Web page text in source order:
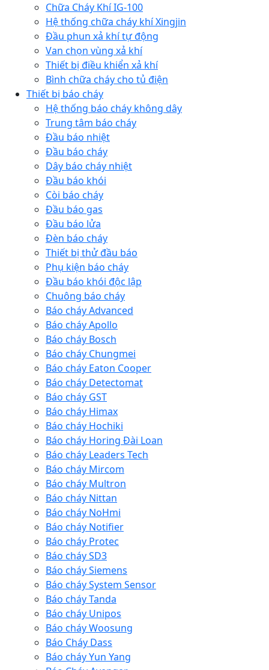
Chữa Cháy Khí IG-100
Hệ thống chữa cháy khí Xingjin
Đầu phun xả khí tự động
Van chọn vùng xả khí
Thiết bị điều khiển xả khí
Bình chữa cháy cho tủ điện
Thiết bị báo cháy
Hệ thống báo cháy không dây
Trung tâm báo cháy
Đầu báo nhiệt
Đầu báo cháy
Dây báo cháy nhiệt
Đầu báo khói
Còi báo cháy
Đầu báo gas
Đầu báo lửa
Đèn báo cháy
Thiết bị thử đầu báo
Phụ kiện báo cháy
Đầu báo khói độc lập
Chuông báo cháy
Báo cháy Advanced
Báo cháy Apollo
Báo cháy Bosch
Báo cháy Chungmei
Báo cháy Eaton Cooper
Báo cháy Detectomat
Báo cháy GST
Báo cháy Himax
Báo cháy Hochiki
Báo cháy Horing Đài Loan
Báo cháy Leaders Tech
Báo cháy Mircom
Báo cháy Multron
Báo cháy Nittan
Báo cháy NoHmi
Báo cháy Notifier
Báo cháy Protec
Báo cháy SD3
Báo cháy Siemens
Báo cháy System Sensor
Báo cháy Tanda
Báo cháy Unipos
Báo cháy Woosung
Báo Cháy Dass
Báo cháy Yun Yang